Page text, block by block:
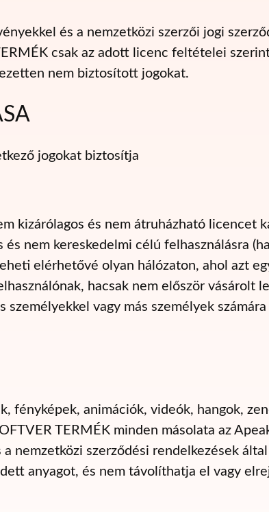
és a nemzetközi szerzői jogi
csak az adott licenc feltételei
nem biztosított jogokat.
jogokat biztosítja
kizárólagos és nem átruházható licencet
nem kereskedelmi célú felhasználásra
elérhetővé olyan hálózaton, ahol azt
hacsak nem először vásárolt
vagy más személyek
fényképek, animációk, videók, hangok,
TERMÉK minden másolata az
nemzetközi szerződési rendelkezések
anyagot, és nem távolíthatja el vagy